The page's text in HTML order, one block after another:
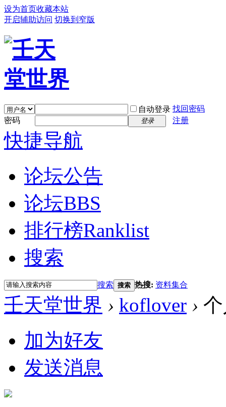
设为首页收藏本站
开启辅助访问 切换到窄版
自动登录 找回密码
密码
登录 注册
快捷导航
论坛公告
论坛BBS
排行榜Ranklist
搜索
搜索 搜索 热搜: 资料集合
壬天堂世界 › koflover ›
加为好友
发送消息